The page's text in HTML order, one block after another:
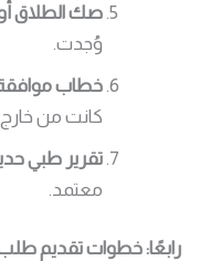
صك الطلاق
وُجدت.
خطاب موافقة
كانت من خارج
تقرير طبي
معتمد.
رابعًا: خطوات تقديم